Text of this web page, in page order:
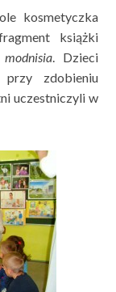
kosmetyczka
książki
. Dzieci
przy zdobieniu
uczestniczyli w